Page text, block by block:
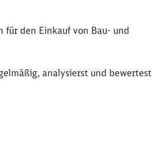
für den Einkauf von Bau- und
analysierst und bewertest